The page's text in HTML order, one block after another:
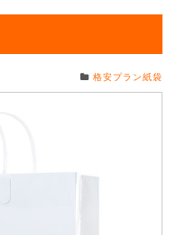
格安プラン紙袋